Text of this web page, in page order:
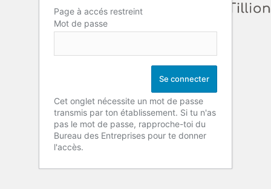
Page à accés restreint
Mot de passe
Cet onglet nécessite un mot de passe
transmis par ton établissement. Si tu n'as
pas le mot de passe, rapproche-toi du
Bureau des Entreprises pour te donner
l'accès.